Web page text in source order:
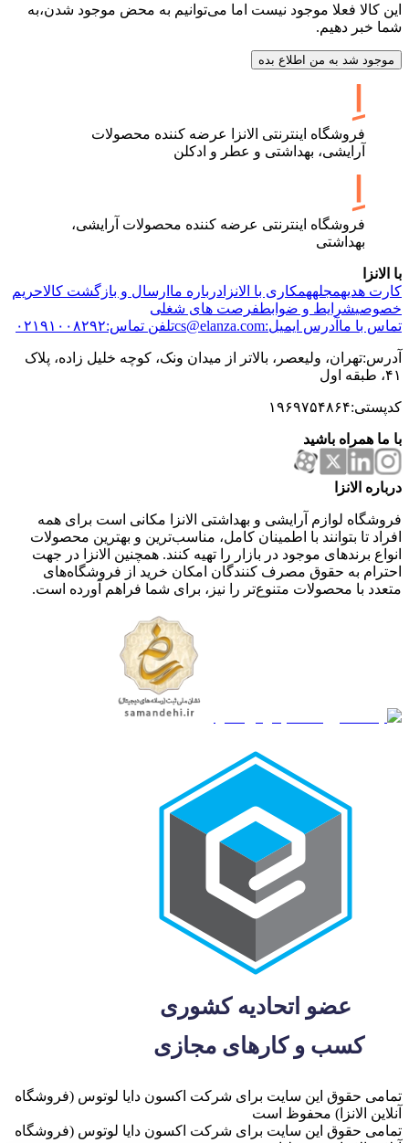
این کالا فعلا موجود نیست اما می‌توانیم به محض موجود شدن،به
شما خبر دهیم.
موجود شد به من اطلاع بده
فروشگاه اینترنتی الانزا عرضه کننده محصولات
آرایشی، بهداشتی و عطر و ادکلن
فروشگاه اینترنتی عرضه کننده محصولات آرایشی،
بهداشتی
با الانزا
کارت هدیهمجلههمکاری با الانزا درباره ما ارسال و بازگشت کالاحریم
خصوصیشرایط و ضوابطفرصت های شغلی
تماس با ما آدرس ایمیل:cs@elanza.com تلفن تماس:۰۲۱۹۱۰۰۸۲۹۲
آدرس:تهران، ولیعصر، بالاتر از میدان ونک، کوچه خلیل زاده، پلاک
۴۱، طبقه اول
کدپستی:۱۹۶۹۷۵۴۸۶۴
با ما همراه باشید
درباره الانزا
فروشگاه لوازم آرایشی و بهداشتی الانزا مکانی است برای همه
افراد تا بتوانند با اطمینان کامل، مناسب‌ترین و بهترین محصولات
انواع برندهای موجود در بازار را تهیه کنند. همچنین الانزا در جهت
احترام به حقوق مصرف کنندگان امکان خرید از فروشگاه‌های
متعدد با محصولات متنوع‌تر را نیز، برای شما فراهم آورده است.
تمامی حقوق این سایت برای شرکت اکسون دایا لوتوس (فروشگاه
آنلاین الانزا) محفوظ است
تمامی حقوق این سایت برای شرکت اکسون دایا لوتوس (فروشگاه